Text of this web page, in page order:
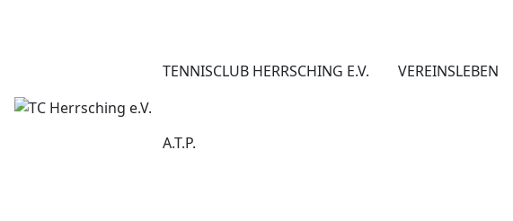
TENNISCLUB HERRSCHING E.V. VEREINSLEBEN
A.T.P.